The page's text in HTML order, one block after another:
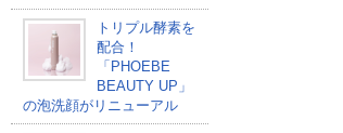
トリプル酵素を
配合！
「PHOEBE
BEAUTY UP」
の泡洗顔がリニューアル